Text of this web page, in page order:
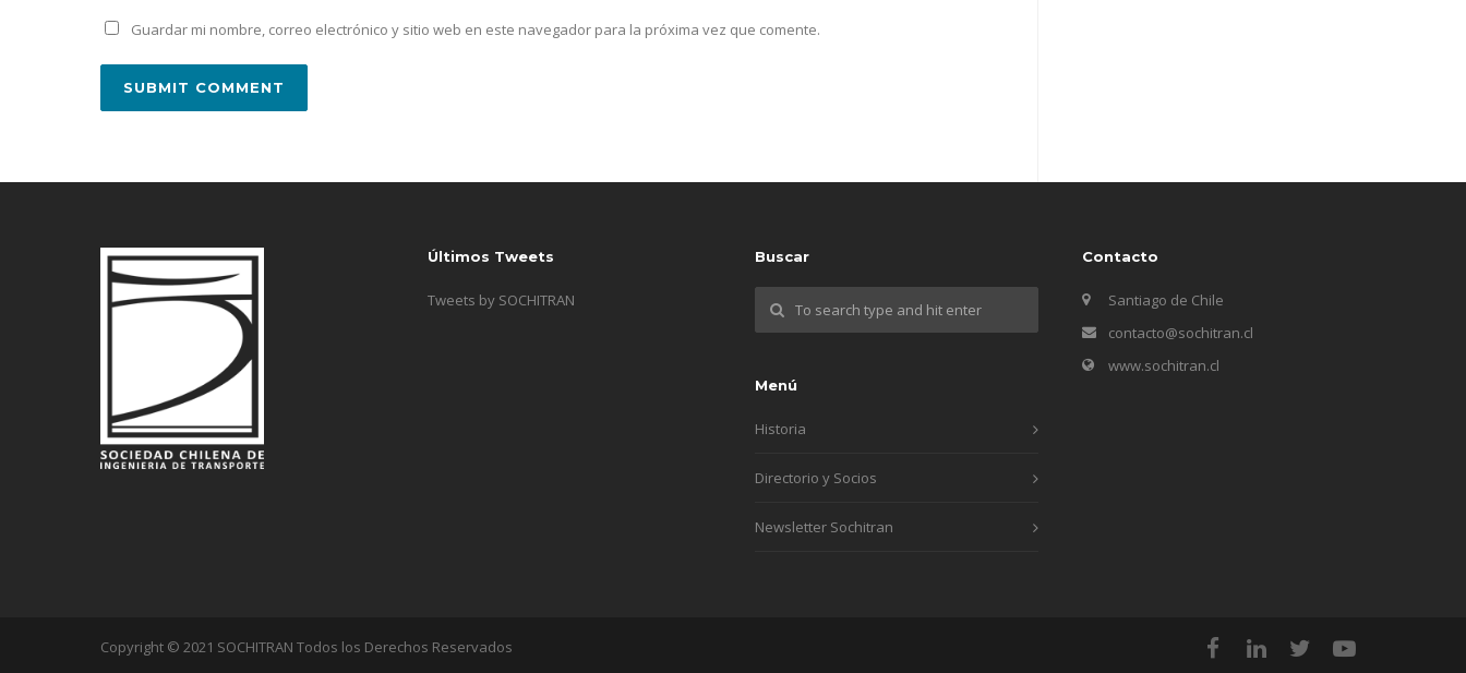
Guardar mi nombre, correo electrónico y sitio web en este navegador para la próxima vez que comente.
Últimos Tweets
Tweets by SOCHITRAN
Buscar
Menú
Historia
Directorio y Socios
Newsletter Sochitran
Contacto
Santiago de Chile
contacto@sochitran.cl
www.sochitran.cl
Copyright © 2021 SOCHITRAN Todos los Derechos Reservados